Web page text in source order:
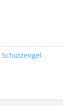
Schutzengel